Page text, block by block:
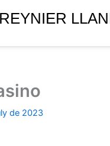
REYNIER
de 2023